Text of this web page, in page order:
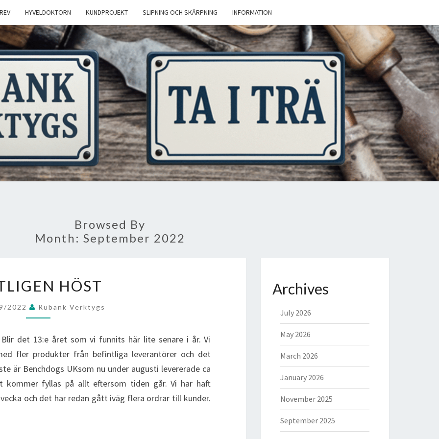
HYVELDOKTORN KUNDPROJEKT SLIPNING OCH SKÄRPNING INFORMATION
Browsed By
Month: September 2022
HÖSTHÖST
2022 Rubank Verktygs
det 13:e året som vi funnits här lite senare i år. Vi
fler produkter från befintliga leverantörer och det
är Benchdogs UKsom nu under augusti levererade ca
kommer fyllas på allt eftersom tiden går. Vi har haft
och det har redan gått iväg flera ordrar till kunder.
Archives
July 2026
May 2026
March 2026
January 2026
November 2025
September 2025